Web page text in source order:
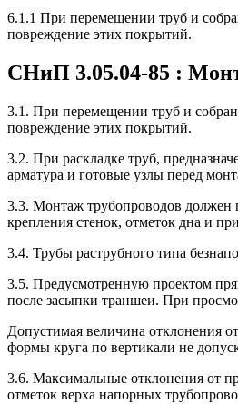
6.1.1 При перемещении труб и
повреждение этих покрытий.
СНиП 3.05.04-85 :
3.1. При перемещении труб и
повреждение этих покрытий.
3.2. При раскладке труб,
арматура и готовые узлы перед
3.3. Монтаж трубопроводов должен
крепления стенок, отметок дна и
3.4. Трубы раструбного типа
3.5. Предусмотренную проектом
после засыпки траншеи. При
Допустимая величина отклонения
формы круга по вертикали не
3.6. Максимальные отклонения от
отметок верха напорных